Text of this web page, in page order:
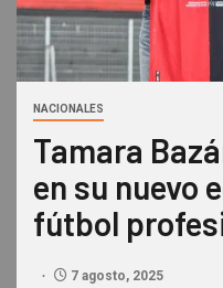
NACIONALES
Tamara
en su nuevo
fútbol
7 agosto, 2025